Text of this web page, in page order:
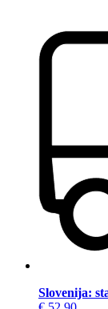
Slovenija: